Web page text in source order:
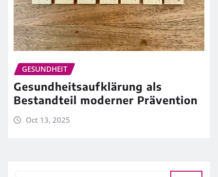
GESUNDHEIT
Gesundheitsaufklärung als
Bestandteil moderner Prävention
Oct 13, 2025